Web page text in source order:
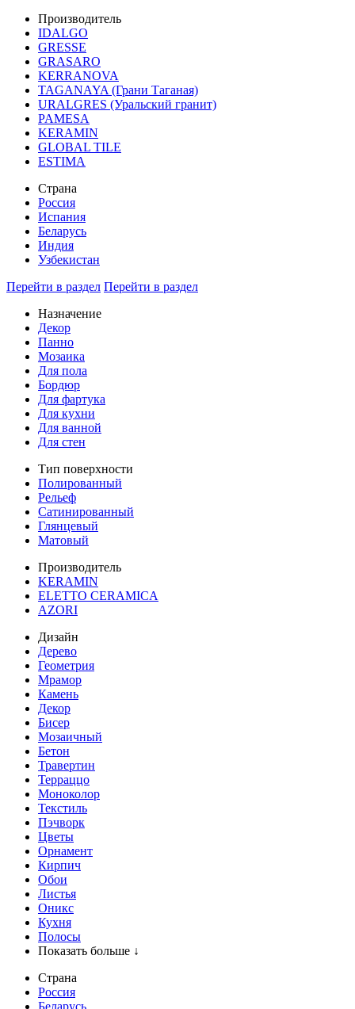
Производитель
IDALGO
GRESSE
GRASARO
KERRANOVA
TAGANAYA (Грани Таганая)
URALGRES (Уральский гранит)
PAMESA
KERAMIN
GLOBAL TILE
ESTIMA
Страна
Россия
Испания
Беларусь
Индия
Узбекистан
Перейти в раздел Перейти в раздел
Назначение
Декор
Панно
Мозаика
Для пола
Бордюр
Для фартука
Для кухни
Для ванной
Для стен
Тип поверхности
Полированный
Рельеф
Сатинированный
Глянцевый
Матовый
Производитель
KERAMIN
ELETTO CERAMICA
AZORI
Дизайн
Дерево
Геометрия
Мрамор
Камень
Декор
Бисер
Мозаичный
Бетон
Травертин
Терраццо
Моноколор
Текстиль
Пэчворк
Цветы
Орнамент
Кирпич
Обои
Листья
Оникс
Кухня
Полосы
Показать больше ↓
Страна
Россия
Беларусь